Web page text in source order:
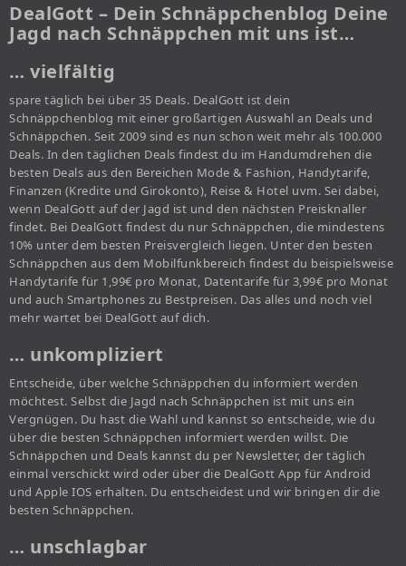
DealGott – Dein Schnäppchenblog Deine
Jagd nach Schnäppchen mit uns ist…
… vielfältig
spare täglich bei über 35 Deals. DealGott ist dein
Schnäppchenblog mit einer großartigen Auswahl an Deals und
Schnäppchen. Seit 2009 sind es nun schon weit mehr als 100.000
Deals. In den täglichen Deals findest du im Handumdrehen die
besten Deals aus den Bereichen Mode & Fashion, Handytarife,
Finanzen (Kredite und Girokonto), Reise & Hotel uvm. Sei dabei,
wenn DealGott auf der Jagd ist und den nächsten Preisknaller
findet. Bei DealGott findest du nur Schnäppchen, die mindestens
10% unter dem besten Preisvergleich liegen. Unter den besten
Schnäppchen aus dem Mobilfunkbereich findest du beispielsweise
Handytarife für 1,99€ pro Monat, Datentarife für 3,99€ pro Monat
und auch Smartphones zu Bestpreisen. Das alles und noch viel
mehr wartet bei DealGott auf dich.
… unkompliziert
Entscheide, über welche Schnäppchen du informiert werden
möchtest. Selbst die Jagd nach Schnäppchen ist mit uns ein
Vergnügen. Du hast die Wahl und kannst so entscheide, wie du
über die besten Schnäppchen informiert werden willst. Die
Schnäppchen und Deals kannst du per Newsletter, der täglich
einmal verschickt wird oder über die DealGott App für Android
und Apple IOS erhalten. Du entscheidest und wir bringen dir die
besten Schnäppchen.
… unschlagbar